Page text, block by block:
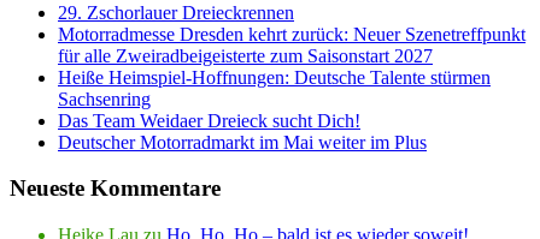
29. Zschorlauer Dreieckrennen
Motorradmesse Dresden kehrt zurück: Neuer Szenetreffpunkt
für alle Zweiradbeigeisterte zum Saisonstart 2027
Heiße Heimspiel-Hoffnungen: Deutsche Talente stürmen
Sachsenring
Das Team Weidaer Dreieck sucht Dich!
Deutscher Motorradmarkt im Mai weiter im Plus
Neueste Kommentare
Heike Lau zu Ho, Ho, Ho – bald ist es wieder soweit!